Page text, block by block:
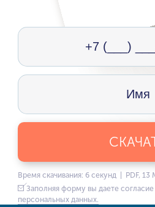
Время скачивания: 6 секунд | PDF,
Заполняя форму вы даете согласие
персональных данных.